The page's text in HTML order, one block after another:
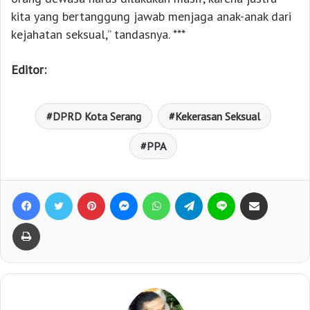
kita yang bertanggung jawab menjaga anak-anak dari
kejahatan seksual,” tandasnya. ***
Editor:
DPRD Kota Serang Kekerasan Seksual
PPA